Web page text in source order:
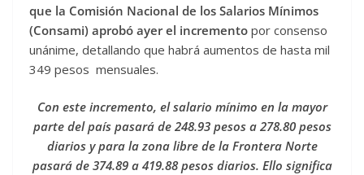
que la Comisión Nacional de los Salarios Mínimos
(Consami) aprobó ayer el incremento por consenso
unánime, detallando que habrá aumentos de hasta mil
349 pesos mensuales.
Con este incremento, el salario mínimo en la mayor
parte del país pasará de 248.93 pesos a 278.80 pesos
diarios y para la zona libre de la Frontera Norte
pasará de 374.89 a 419.88 pesos diarios. Ello significa